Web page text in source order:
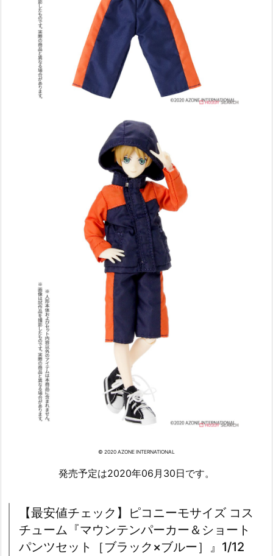
© 2020 AZONE INTERNATIONAL
発売予定は2020年06月30日です。
【最安値チェック】ピコニーモサイズ コス
チューム『マウンテンパーカー＆ショート
パンツセット［ブラック×ブルー］』1/12